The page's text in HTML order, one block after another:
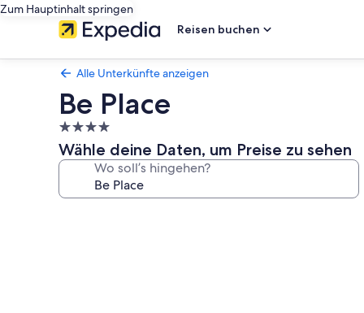
Zum Hauptinhalt springen
Reisen buchen
Alle Unterkünfte anzeigen
Be Place
4.0-
Sterne-
Unterkunft
Wähle deine Daten, um Preise zu sehen
Wo soll’s hingehen?